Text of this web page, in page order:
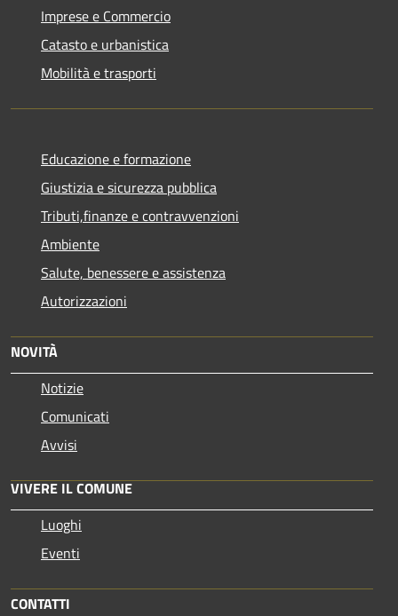
Imprese e Commercio
Catasto e urbanistica
Mobilità e trasporti
Educazione e formazione
Giustizia e sicurezza pubblica
Tributi,finanze e contravvenzioni
Ambiente
Salute, benessere e assistenza
Autorizzazioni
NOVITÀ
Notizie
Comunicati
Avvisi
VIVERE IL COMUNE
Luoghi
Eventi
CONTATTI